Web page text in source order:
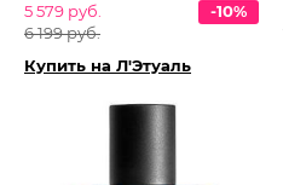
5 579 руб.
6 199 руб.
-10%
Купить на Л'Этуаль